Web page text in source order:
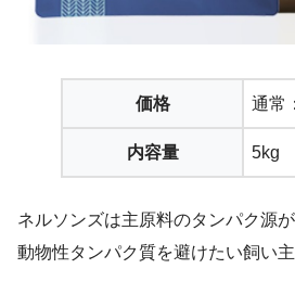
価格 通常
内容量 5kg
ネルソンズは主原料のタンパク源
動物性タンパク質を避けたい飼い主